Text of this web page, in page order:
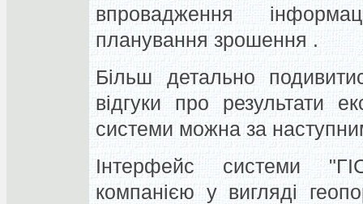
впровадження
планування зрошення .
Більш детально
відгуки про результати
системи можна за
Інтерфейс системи
компанією у вигляді